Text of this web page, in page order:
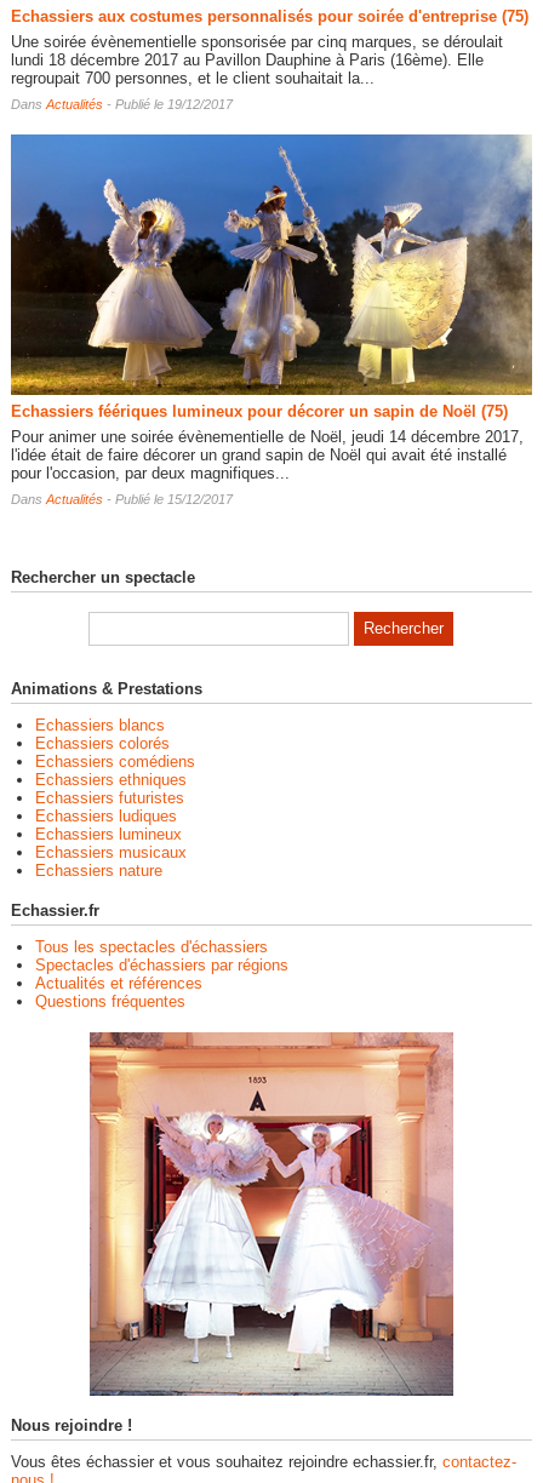
Echassiers aux costumes personnalisés pour soirée d'entreprise (75)
Une soirée évènementielle sponsorisée par cinq marques, se déroulait
lundi 18 décembre 2017 au Pavillon Dauphine à Paris (16ème). Elle
regroupait 700 personnes, et le client souhaitait la...
DansActualités- Publié le 19/12/2017
Echassiers féériques lumineux pour décorer un sapin de Noël (75)
Pour animer une soirée évènementielle de Noël, jeudi 14 décembre 2017,
l'idée était de faire décorer un grand sapin de Noël qui avait été installé
pour l'occasion, par deux magnifiques...
Dans Actualités- Publié le 15/12/2017
Rechercher un spectacle
Animations & Prestations
Echassiers blancs
Echassiers colorés
Echassiers comédiens
Echassiers ethniques
Echassiers futuristes
Echassiers ludiques
Echassiers lumineux
Echassiers musicaux
Echassiers nature
Echassier.fr
Tous les spectacles d'échassiers
Spectacles d'échassiers par régions
Actualités et références
Questions fréquentes
Nous rejoindre !
Vous êtes échassier et vous souhaitez rejoindre echassier.fr, contactez-